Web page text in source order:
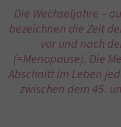
Die Wechseljahre –
bezeichnen die Zeit
vor und nach
(=Menopause). Die
Abschnitt im Leben
zwischen dem 45.